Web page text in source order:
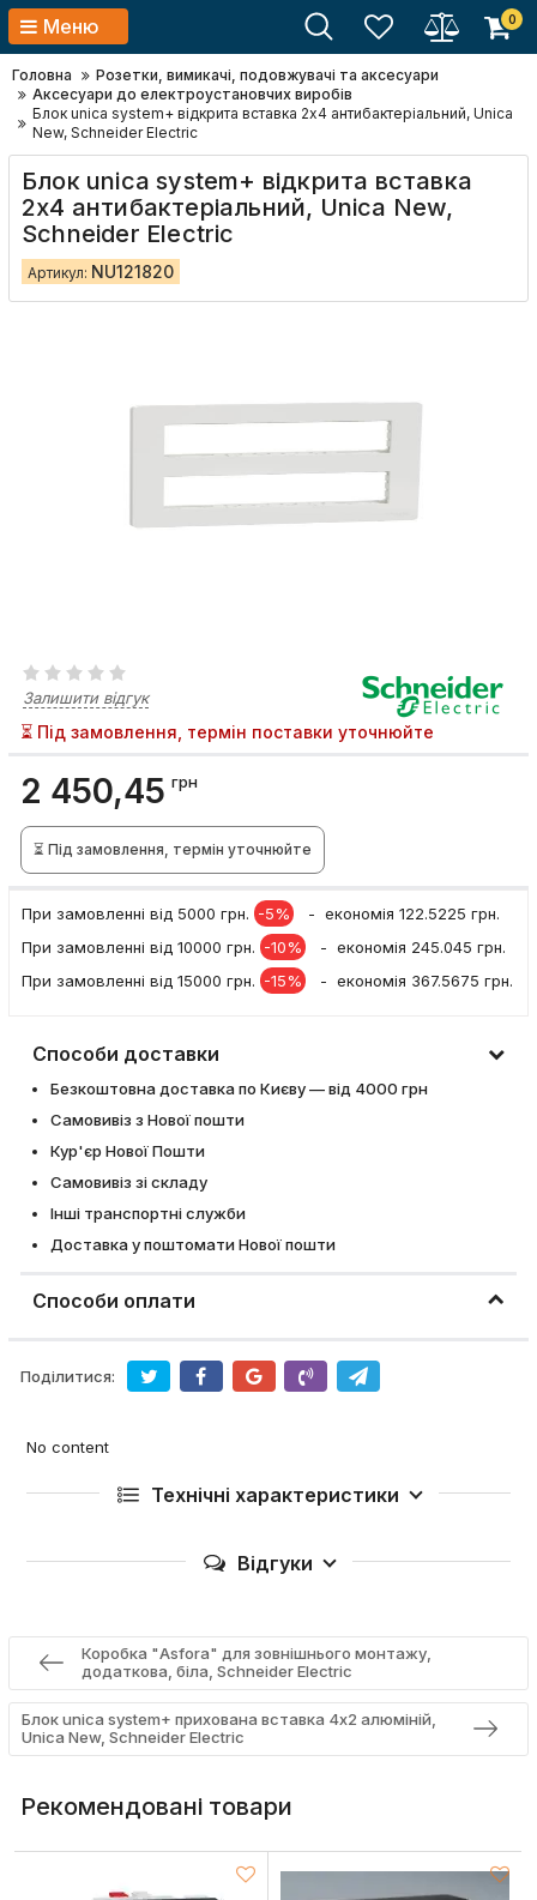
Меню 0
Головна
Розетки, вимикачі, подовжувачі та аксесуари
Аксесуари до електроустановчих виробів
Блок unica system+ відкрита вставка 2х4 антибактеріальний, Unica
New, Schneider Electric
Блок unica system+ відкрита вставка
2х4 антибактеріальний, Unica New,
Schneider Electric
Артикул: NU121820
Залишити відгук
⏳ Під замовлення, термін поставки уточнюйте
2 450,45 грн
⏳ Під замовлення, термін уточнюйте
При замовленні вiд 5000 грн. -5%
- економія 122.5225 грн.
При замовленні вiд 10000 грн. -10%
- економія 245.045 грн.
При замовленні вiд 15000 грн. -15% - економія 367.5675 грн.
Способи доставки
Безкоштовна доставка по Києву — від 4000 грн
Самовивіз з Нової пошти
Кур'єр Нової Пошти
Самовивіз зі складу
Інші транспортні служби
Доставка у поштомати Нової пошти
Способи оплати
Поділитися:
No content
Технічні характеристики
Відгуки
Коробка "Asfora" для зовнішнього монтажу,
додаткова, біла, Schneider Electric
Блок unica system+ прихована вставка 4х2 алюміній,
Unica New, Schneider Electric
Рекомендовані товари